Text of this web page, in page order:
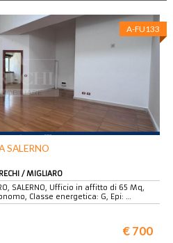
A-FU133
SALERNO
/ MIGLIARO
SALERNO, Ufficio in affitto di 65 Mq,
Classe energetica: G, Epi: …
€ 700